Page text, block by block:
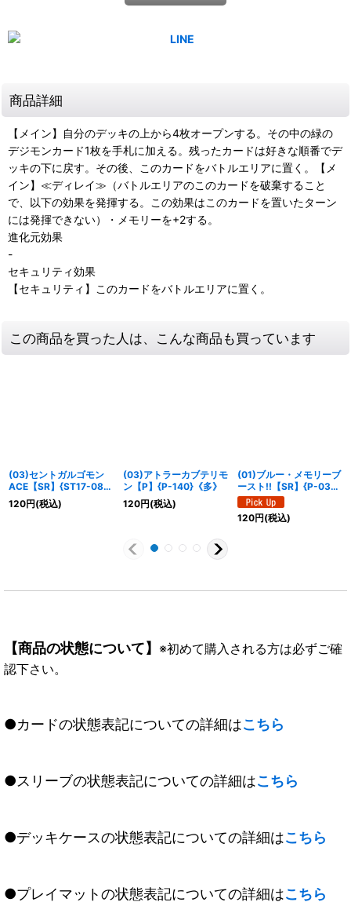
商品詳細
【メイン】自分のデッキの上から4枚オープンする。その中の緑の
デジモンカード1枚を手札に加える。残ったカードは好きな順番でデ
ッキの下に戻す。その後、このカードをバトルエリアに置く。【メ
イン】≪ディレイ≫（バトルエリアのこのカードを破棄すること
で、以下の効果を発揮する。この効果はこのカードを置いたターン
には発揮できない）・メモリーを+2する。
進化元効果
-
セキュリティ効果
【セキュリティ】このカードをバトルエリアに置く。
この商品を買った人は、こんな商品も買っています
(03)セントガルゴモン
ACE【SR】{ST17-08}
《多》
120円(税込)
(03)アトラーカブテリモ
ン【P】{P-140}《多》
120円(税込)
(01)ブルー・メモリーブ
ースト!!【SR】{P-036}
《青》
120円(税込)
【商品の状態について】 ※初めて購入される方は必ずご確
認下さい。
●カードの状態表記についての詳細はこちら
●スリーブの状態表記についての詳細はこちら
●デッキケースの状態表記についての詳細はこちら
●プレイマットの状態表記についての詳細はこちら